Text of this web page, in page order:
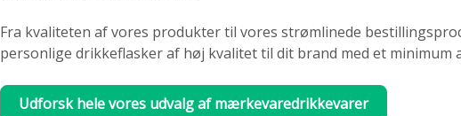
Fra kvaliteten af vores produkter til vores strømlinede
personlige drikkeflasker af høj kvalitet til dit brand med et minimum
Udforsk hele vores udvalg af mærkevaredrikkevarer